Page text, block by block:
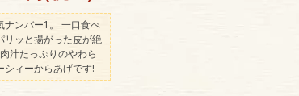
ナンバー1。 一口食べ
リッと揚がった皮が絶
汁たっぷりのやわら
シィーからあげです!